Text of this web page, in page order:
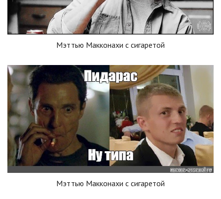
Мэттью Макконахи с сигаретой
Мэттью Макконахи с сигаретой